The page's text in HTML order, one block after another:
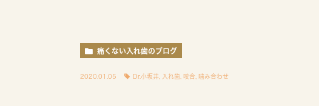
痛くない入れ歯のブログ
2020.01.05 Dr.小坂井 入れ歯 咬合 噛み合わせ